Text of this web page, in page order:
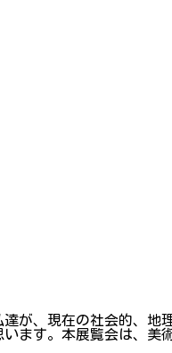
が、現在の社会的、地
ます。本展覧会は、美